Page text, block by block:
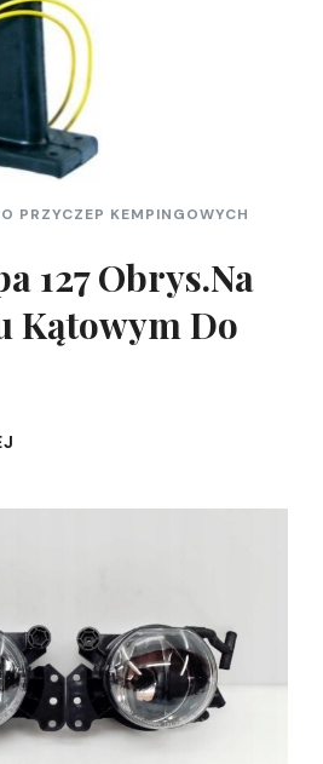
PRZYCZEP KEMPINGOWYCH
127 Obrys.Na
Kątowym Do